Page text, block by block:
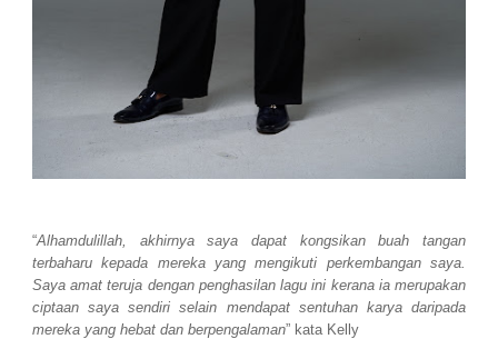
“Alhamdulillah, akhirnya saya dapat kongsikan buah tangan
terbaharu kepada mereka yang mengikuti perkembangan saya.
Saya amat teruja dengan penghasilan lagu ini kerana ia merupakan
ciptaan saya sendiri selain mendapat sentuhan karya daripada
mereka yang hebat dan berpengalaman” kata Kelly